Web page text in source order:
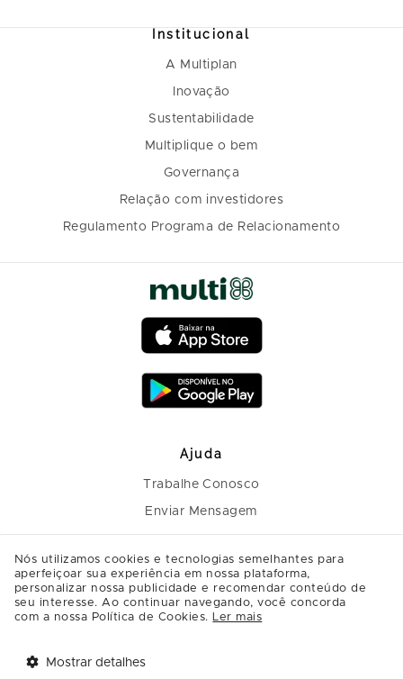
Institucional
A Multiplan
Inovação
Sustentabilidade
Multiplique o bem
Governança
Relação com investidores
Regulamento Programa de Relacionamento
Ajuda
Trabalhe Conosco
Enviar Mensagem
Nós utilizamos cookies e tecnologias semelhantes para
aperfeiçoar sua experiência em nossa plataforma,
personalizar nossa publicidade e recomendar conteúdo de
seu interesse. Ao continuar navegando, você concorda
com a nossa Política de Cookies. Ler mais
Mostrar detalhes